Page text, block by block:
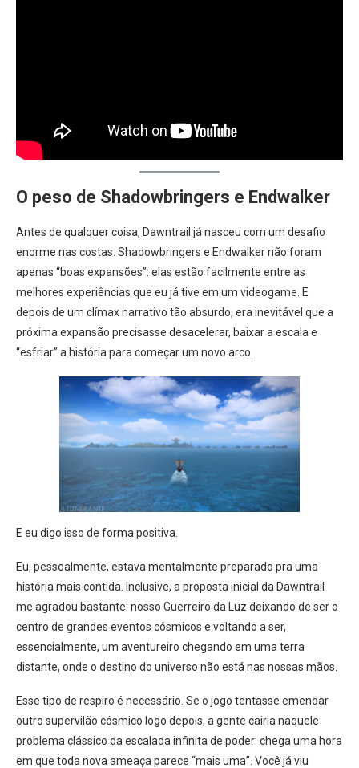
O peso de Shadowbringers e Endwalker
Antes de qualquer coisa, Dawntrail já nasceu com um desafio
enorme nas costas. Shadowbringers e Endwalker não foram
apenas “boas expansões”: elas estão facilmente entre as
melhores experiências que eu já tive em um videogame. E
depois de um clímax narrativo tão absurdo, era inevitável que a
próxima expansão precisasse desacelerar, baixar a escala e
“esfriar” a história para começar um novo arco.
E eu digo isso de forma positiva.
Eu, pessoalmente, estava mentalmente preparado pra uma
história mais contida. Inclusive, a proposta inicial da Dawntrail
me agradou bastante: nosso Guerreiro da Luz deixando de ser o
centro de grandes eventos cósmicos e voltando a ser,
essencialmente, um aventureiro chegando em uma terra
distante, onde o destino do universo não está nas nossas mãos.
Esse tipo de respiro é necessário. Se o jogo tentasse emendar
outro supervilão cósmico logo depois, a gente cairia naquele
problema clássico da escalada infinita de poder: chega uma hora
em que toda nova ameaça parece “mais uma”. Você já viu